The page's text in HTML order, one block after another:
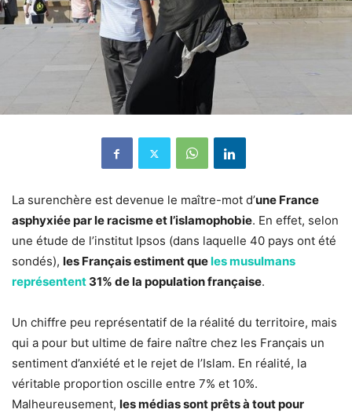
La surenchère est devenue le maître-mot d’une France
asphyxiée par le racisme et l’islamophobie. En effet, selon
une étude de l’institut Ipsos (dans laquelle 40 pays ont été
sondés), les Français estiment queles musulmans
représentent 31% de la population française.
Un chiffre peu représentatif de la réalité du territoire, mais
qui a pour but ultime de faire naître chez les Français un
sentiment d’anxiété et le rejet de l’Islam. En réalité, la
véritable proportion oscille entre 7% et 10%.
Malheureusement, les médias sont prêts à tout pour